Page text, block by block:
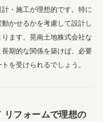
・施工が理想的です。特に
かせるかを考慮して設計し
ます。晃南土地株式会社な
期的な関係を築けば、必要
を受けられるでしょう。
リフォームで理想の